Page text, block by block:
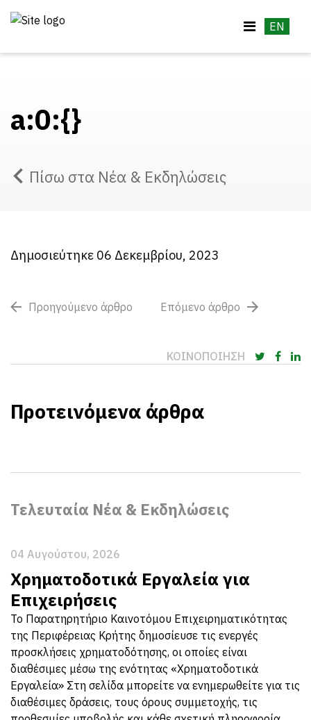
EN
a:0:{}
Πίσω στα Νέα & Εκδηλώσεις
Δημοσιεύτηκε 06 Δεκεμβρίου, 2023
Προηγούμενο άρθρο Επόμενο άρθρο
ΚΟΙΝΟΠΟΙΗΣΗ
Προτεινόμενα άρθρα
Τελευταία Νέα & Εκδηλώσεις
04 Αυγούστου, 2026
Χρηματοδοτικά Εργαλεία για
Επιχειρήσεις
Το Παρατηρητήριο Καινοτόμου Επιχειρηματικότητας
της Περιφέρειας Κρήτης δημοσίευσε τις ενεργές
προσκλήσεις χρηματοδότησης, οι οποίες είναι
διαθέσιμες μέσω της ενότητας «Χρηματοδοτικά
Εργαλεία» Στη σελίδα μπορείτε να ενημερωθείτε για τις
διαθέσιμες δράσεις, τους όρους συμμετοχής, τις